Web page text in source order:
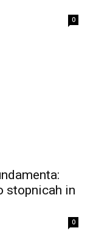
0
stopnicah in
0